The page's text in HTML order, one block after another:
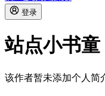
登录
站点小书童
该作者暂未添加个人简